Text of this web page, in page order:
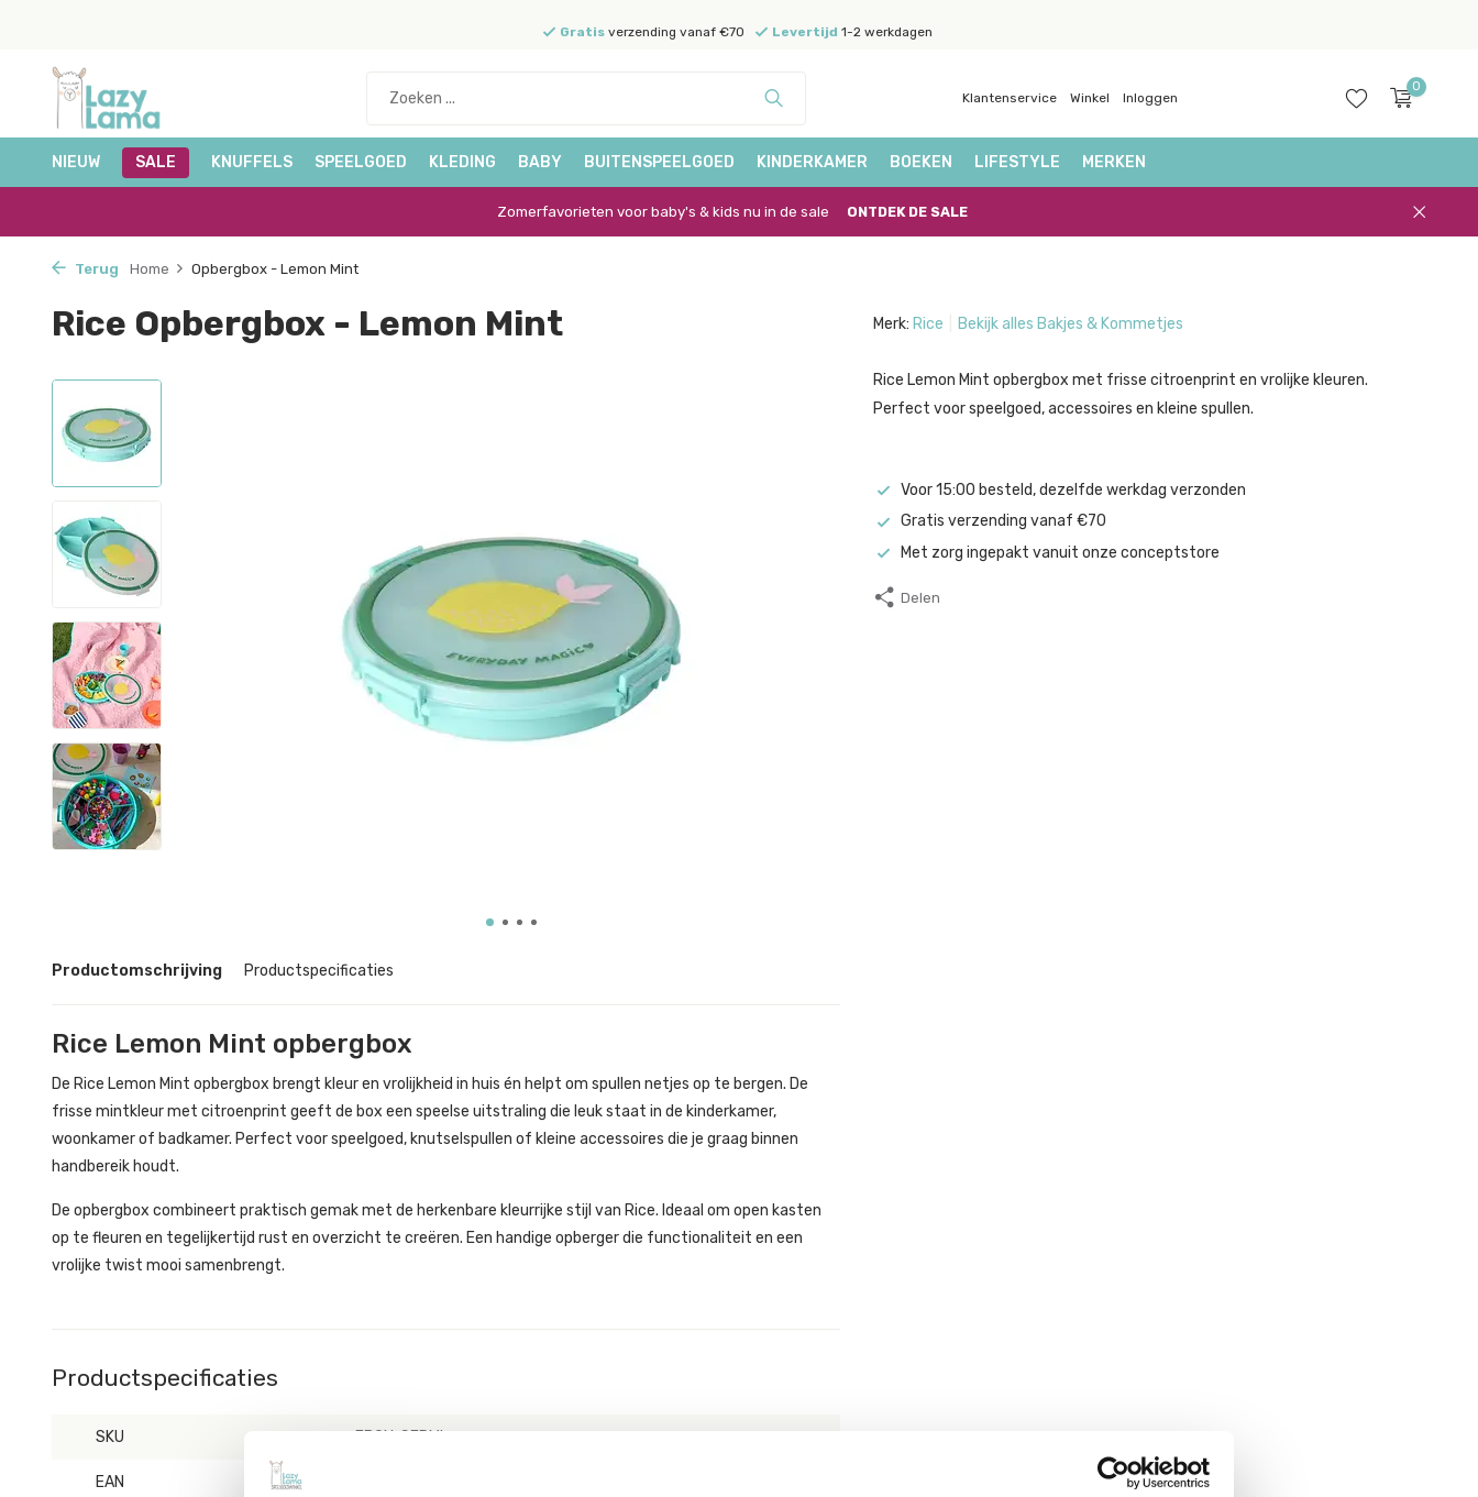
Gratis verzending vanaf €70 Levertijd 1-2 werkdagen
Klantenservice Winkel Inloggen
aanmaken
0
NIEUW SALE KNUFFELS SPEELGOED KLEDING BABY BUITENSPEELGOED KINDERKAMER BOEKEN LIFESTYLE MERKEN
Zomerfavorieten voor baby's & kids nu in de sale ONTDEK DE SALE
Terug Home Opbergbox - Lemon Mint
Rice Opbergbox - Lemon Mint
Productomschrijving Productspecificaties
Rice Lemon Mint opbergbox
De Rice Lemon Mint opbergbox brengt kleur en vrolijkheid in huis én helpt om spullen netjes op te bergen. De
frisse mintkleur met citroenprint geeft de box een speelse uitstraling die leuk staat in de kinderkamer,
woonkamer of badkamer. Perfect voor speelgoed, knutselspullen of kleine accessoires die je graag binnen
handbereik houdt.
De opbergbox combineert praktisch gemak met de herkenbare kleurrijke stijl van Rice. Ideaal om open kasten
op te fleuren en tegelijkertijd rust en overzicht te creëren. Een handige opberger die functionaliteit en een
vrolijke twist mooi samenbrengt.
Productspecificaties
SKU FBOX-SERMI
EAN
Merk: Rice Bekijk alles Bakjes & Kommetjes
Rice Lemon Mint opbergbox met frisse citroenprint en vrolijke kleuren.
Perfect voor speelgoed, accessoires en kleine spullen.
Voor 15:00 besteld, dezelfde werkdag verzonden
Gratis verzending vanaf €70
Met zorg ingepakt vanuit onze conceptstore
Delen